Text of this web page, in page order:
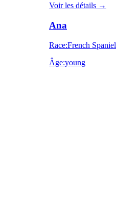
Voir les détails →
Ana
Race:French Spaniel
Âge:young